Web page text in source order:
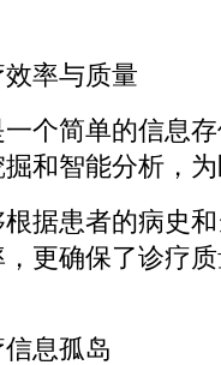
率与质量
个简单的信息
和智能分析，
据患者的病史
更确保了诊疗
息孤岛